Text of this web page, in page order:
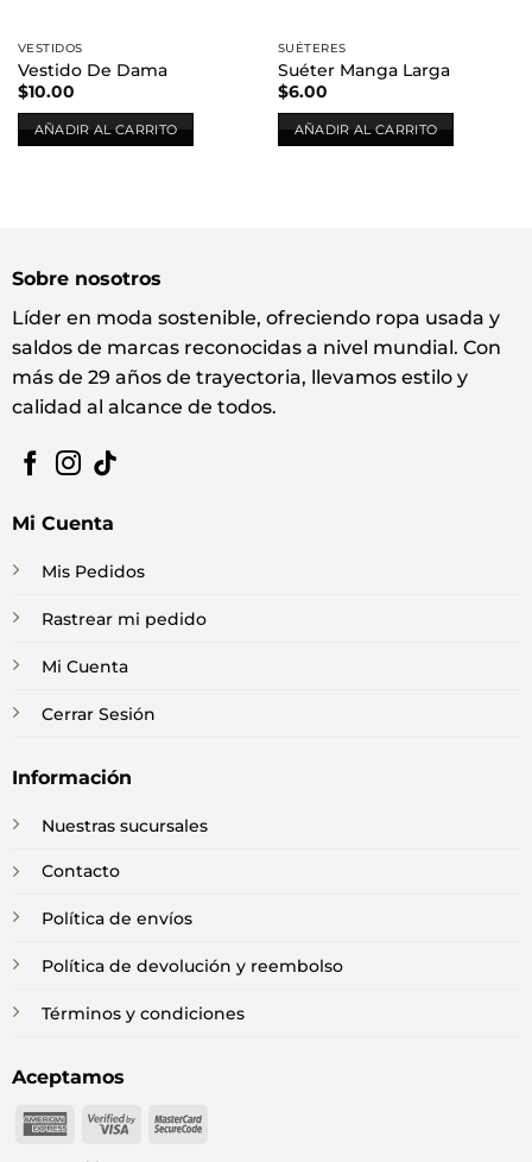
VESTIDOS
Vestido De Dama
$10.00
AÑADIR AL CARRITO
SUÉTERES
Suéter Manga Larga
$6.00
AÑADIR AL CARRITO
Sobre nosotros
Líder en moda sostenible, ofreciendo ropa usada y
saldos de marcas reconocidas a nivel mundial. Con
más de 29 años de trayectoria, llevamos estilo y
calidad al alcance de todos.
Mi Cuenta
Mis Pedidos
Rastrear mi pedido
Mi Cuenta
Cerrar Sesión
Información
Nuestras sucursales
Contacto
Política de envíos
Política de devolución y reembolso
Términos y condiciones
Aceptamos
American
Visa
MasterCard